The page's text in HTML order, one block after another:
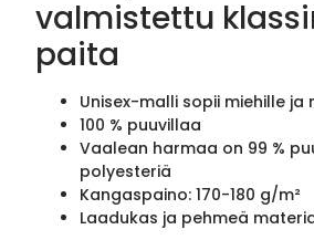
valmistettu
paita
Unisex-malli sopii miehille ja
100 % puuvillaa
Vaalean harmaa on 99 %
polyesteriä
Kangaspaino: 170-180 g/m²
Laadukas ja pehmeä